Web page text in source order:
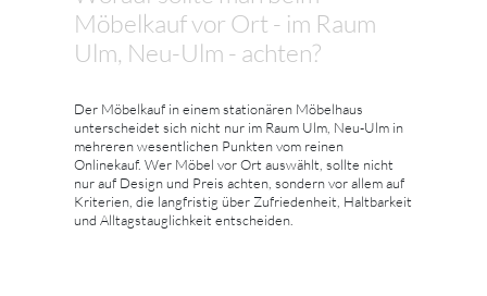
Möbelkauf vor Ort - im Raum
Ulm, Neu-Ulm - achten?
Der Möbelkauf in einem stationären Möbelhaus
unterscheidet sich nicht nur im Raum Ulm, Neu-Ulm in
mehreren wesentlichen Punkten vom reinen
Onlinekauf. Wer Möbel vor Ort auswählt, sollte nicht
nur auf Design und Preis achten, sondern vor allem auf
Kriterien, die langfristig über Zufriedenheit, Haltbarkeit
und Alltagstauglichkeit entscheiden.